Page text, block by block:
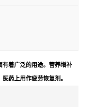
着广泛的用途。营养增补
药上用作疲劳恢复剂。